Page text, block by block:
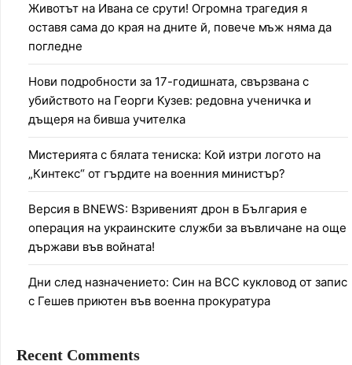
Животът на Ивана се срути! Огромна трагедия я
оставя сама до края на дните й, повече мъж няма да
погледне
Нови подробности за 17-годишната, свързвана с
убийството на Георги Кузев: редовна ученичка и
дъщеря на бивша учителка
Мистерията с бялата тениска: Кой изтри логото на
„Кинтекс“ от гърдите на военния министър?
Версия в BNEWS: Взривеният дрон в България е
операция на украинските служби за въвличане на още
държави във войната!
Дни след назначението: Син на ВСС кукловод от запис
с Гешев приютен във военна прокуратура
Recent Comments